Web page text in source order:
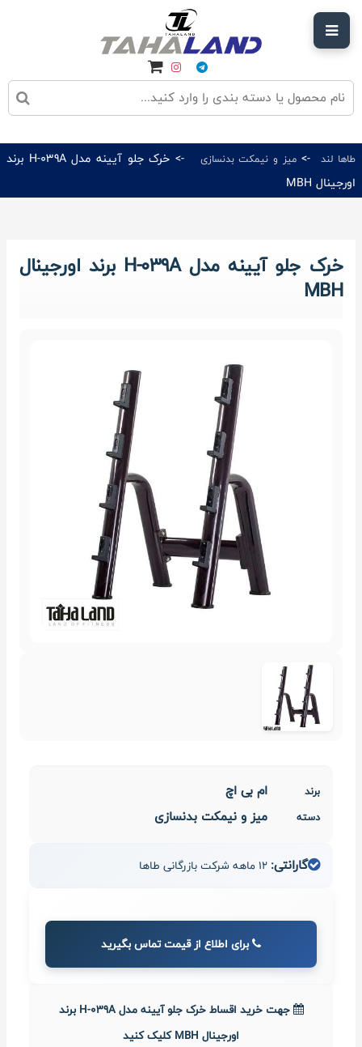
طاها لند->میز و نیمکت بدنسازی
-> خرک جلو آیینه مدل H-039A برند
اورجینال MBH
خرک جلو آیینه مدل H-039A برند اورجینال
MBH
برند ام بی اچ
دسته میز و نیمکت بدنسازی
گارانتی:
برای اطلاع از قیمت تماس بگیرید
جهت خرید اقساط خرک جلو آیینه مدل H-039A برند
اورجینال MBH کلیک کنید